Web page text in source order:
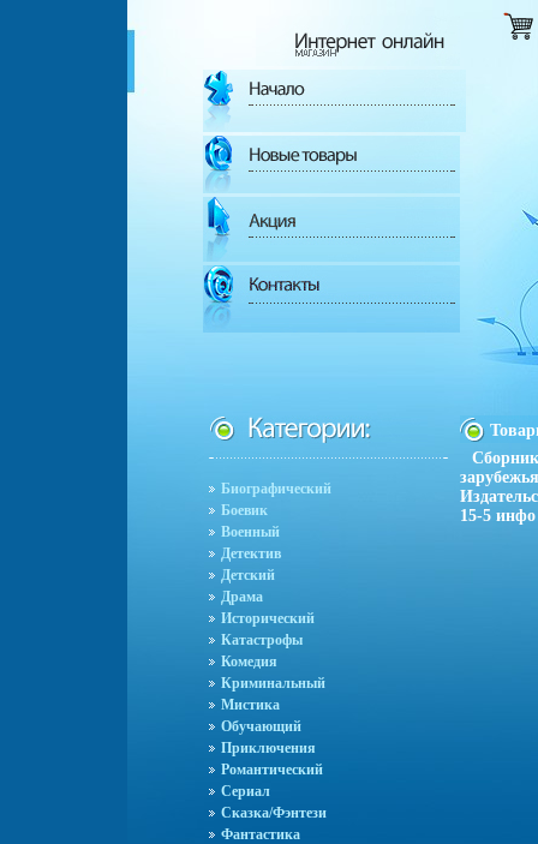
Биографический
Боевик
Военный
Детектив
Детский
Драма
Исторический
Катастрофы
Комедия
Криминальный
Мистика
Обучающий
Приключения
Романтический
Сериал
Сказка/Фэнтези
Фантастика
15-5 инфо